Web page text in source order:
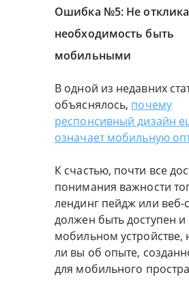
Ошибка №5: Не
необходимость быть
мобильными
В одной из недавних
объяснялось, почему
респонсивный дизайн
означает мобильную
К счастью, почти все
понимания важности
лендинг пейдж или веб-
должен быть доступен и
мобильном устройстве,
ли вы об опыте,
для мобильного